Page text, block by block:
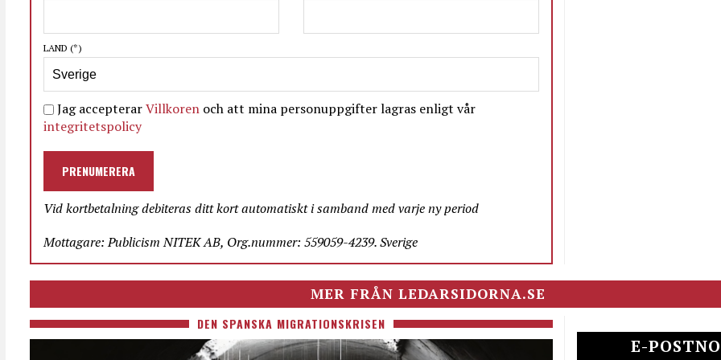
LAND (*)
Jag accepterarVillkoren och att mina personuppgifter lagras enligt vår
integritetspolicy
PRENUMERERA
Vid kortbetalning debiteras ditt kort automatiskt i samband med varje ny period
Mottagare: Publicism NITEK AB, Org.nummer: 559059-4239. Sverige
MER FRÅN LEDARSIDORNA.SE
DEN SPANSKA MIGRATIONSKRISEN
E-